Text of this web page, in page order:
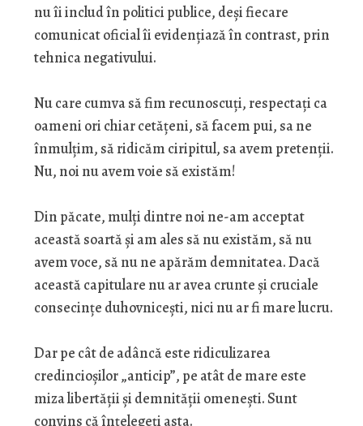
nu îi includ în politici publice, deși fiecare
comunicat oficial îi evidențiază în contrast, prin
tehnica negativului.
Nu care cumva să fim recunoscuți, respectați ca
oameni ori chiar cetățeni, să facem pui, sa ne
înmulțim, să ridicăm ciripitul, sa avem pretenții.
Nu, noi nu avem voie să existăm!
Din păcate, mulți dintre noi ne-am acceptat
această soartă și am ales să nu existăm, să nu
avem voce, să nu ne apărăm demnitatea. Dacă
această capitulare nu ar avea crunte și cruciale
consecințe duhovnicești, nici nu ar fi mare lucru.
Dar pe cât de adâncă este ridiculizarea
credincioșilor „anticip”, pe atât de mare este
miza libertății și demnității omenești. Sunt
convins că înțelegeți asta.